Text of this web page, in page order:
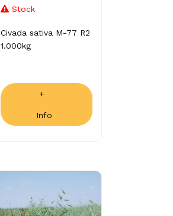
Stock
Civada sativa M-77 R2
1.000kg
+
Info